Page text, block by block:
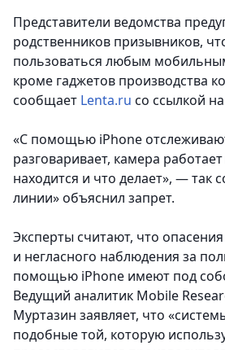
Представители ведомства
родственников призывников,
пользоваться любым
кроме гаджетов производства
сообщает Lenta.ru со ссылкой на
«С помощью iPhone
разговаривает, камера
находится и что делает», — так
линии» объяснил запрет.
Эксперты считают, что
и негласного наблюдения за
помощью iPhone имеют под
Ведущий аналитик Mobile
Муртазин заявляет, что
подобные той, которую